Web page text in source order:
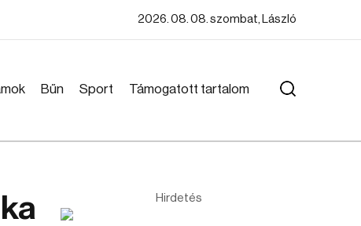
2026. 08. 08. szombat, László
Bűn Sport Támogatott tartalom
Hirdetés